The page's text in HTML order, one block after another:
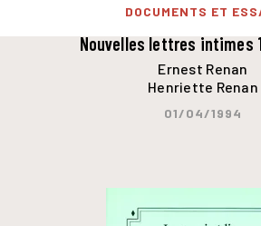
DOCUMENTS ET
Nouvelles lettres intimes
Ernest Renan
Henriette Renan
01/04/1994